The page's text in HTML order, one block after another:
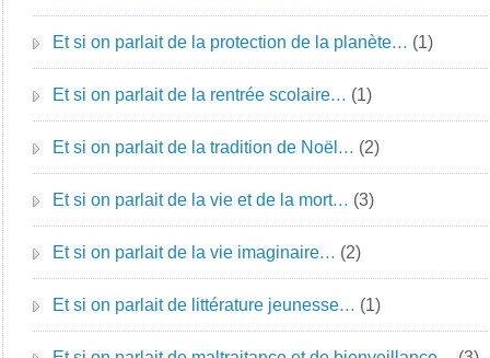
Et si on parlait de la protection de la planète… (1)
Et si on parlait de la rentrée scolaire… (1)
Et si on parlait de la tradition de Noël… (2)
Et si on parlait de la vie et de la mort… (3)
Et si on parlait de la vie imaginaire… (2)
Et si on parlait de littérature jeunesse… (1)